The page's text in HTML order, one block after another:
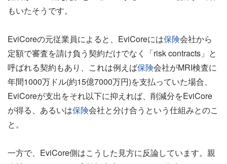
もいたそうです。
EviCoreの元従業員によると、EviCoreには保険会社から
定額で審査を請け負う契約だけでなく「risk contracts」と
呼ばれる契約もあり、これは例えば保険会社がMRI検査に
年間1000万ドル(約15億7000万円)を支払っていた場合、
EviCoreが支出をそれ以下に抑えれば、削減分をEviCore
が得る、あるいは保険会社と分け合うという仕組みとのこ
と。
一方で、EviCore側はこうした見方に反論しています。親